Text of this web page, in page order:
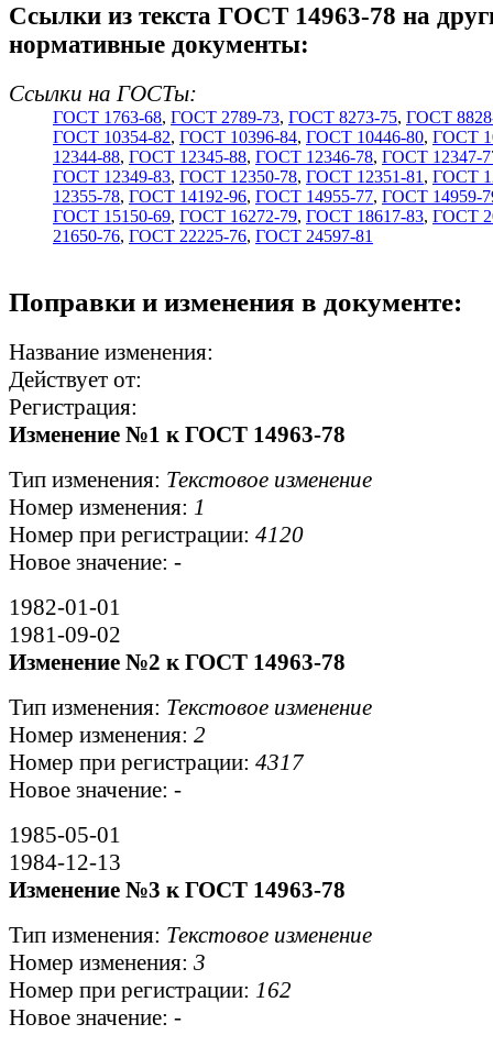
Cсылки из текста ГОСТ 14963-78 на
нормативные документы:
Ссылки на ГОСТы:
ГОСТ 1763-68, ГОСТ 2789-73, ГОСТ 8273-75, ГОСТ
ГОСТ 10354-82, ГОСТ 10396-84, ГОСТ 10446-80, ГОСТ
12344-88, ГОСТ 12345-88, ГОСТ 12346-78, ГОСТ 12347-
ГОСТ 12349-83, ГОСТ 12350-78, ГОСТ 12351-81 , ГОСТ
12355-78, ГОСТ 14192-96, ГОСТ 14955-77, ГОСТ 14959-
ГОСТ 15150-69, ГОСТ 16272-79, ГОСТ 18617-83, ГОСТ
21650-76, ГОСТ 22225-76, ГОСТ 24597-81
Поправки и изменения в документе:
Название изменения:
Действует от:
Регистрация:
Изменение №1 к ГОСТ 14963-78
Тип изменения: Текстовое изменение
Номер изменения: 1
Номер при регистрации: 4120
Новое значение: -
1982-01-01
1981-09-02
Изменение №2 к ГОСТ 14963-78
Тип изменения: Текстовое изменение
Номер изменения: 2
Номер при регистрации: 4317
Новое значение: -
1985-05-01
1984-12-13
Изменение №3 к ГОСТ 14963-78
Тип изменения: Текстовое изменение
Номер изменения: 3
Номер при регистрации: 162
Новое значение: -